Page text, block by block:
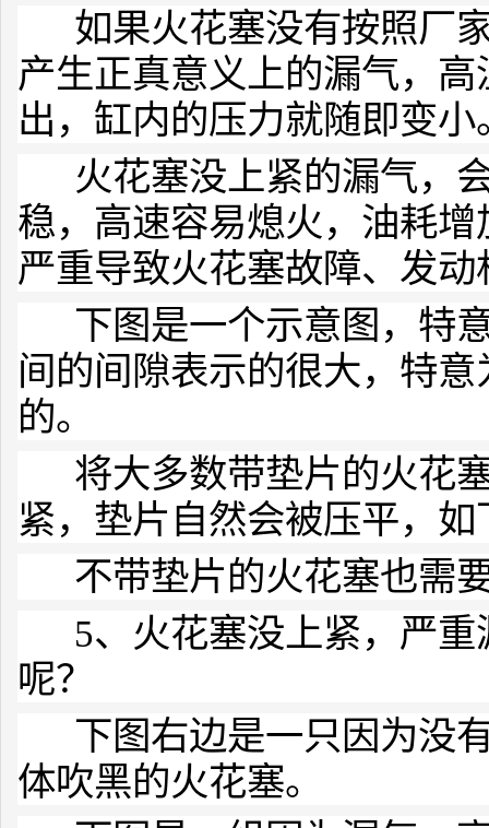
如果火花塞没有按照厂
产生正真意义上的漏气，
出，缸内的压力就随即变小
火花塞没上紧的漏气，
稳，高速容易熄火，油耗
严重导致火花塞故障、发
下图是一个示意图，特
间的间隙表示的很大，特
的。
将大多数带垫片的火花
紧，垫片自然会被压平，
不带垫片的火花塞也需
5、火花塞没上紧，严重
呢？
下图右边是一只因为没
体吹黑的火花塞。